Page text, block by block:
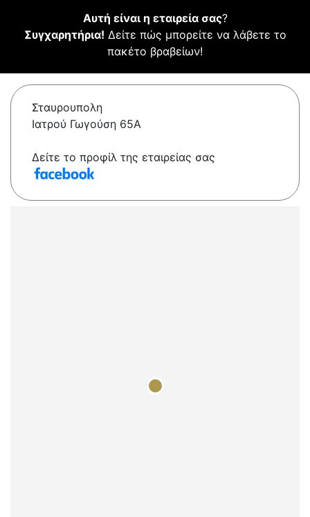
Αυτή είναι η εταιρεία σας?
Συγχαρητήρια! Δείτε πώς μπορείτε να λάβετε το
πακέτο βραβείων!
Σταυρουπολη
Ιατρού Γωγούση 65Α
Δείτε το προφίλ της εταιρείας σας